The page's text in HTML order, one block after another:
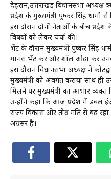
देहरादून,उत्तराखंड विधानसभा
प्रदेश के मुख्यमंत्री पुष्कर सिंह धामी से
इस दौरान दोनों नेताओं के बीच प्रदेश
विषयों को लेकर चर्चा की।
भेंट के दौरान मुख्यमंत्री पुष्कर सिंह
मानस भेंट कर और शॉल ओढ़ा कर
इस दौरान विधानसभा अध्यक्ष ने
मुख्यमंत्री को अवगत कराया साथ ही
मिलने पर मुख्यमंत्री का आभार व्यक्त
उन्होंने कहा कि आज प्रदेश में डबल
राज्य विकास ओर तीव्र गति से बढ़
अग्रसर है।